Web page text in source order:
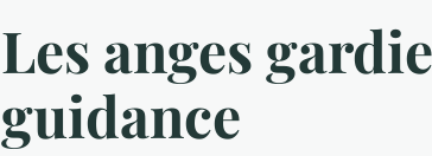
Les anges
guidance